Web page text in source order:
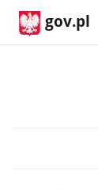
gov.pl